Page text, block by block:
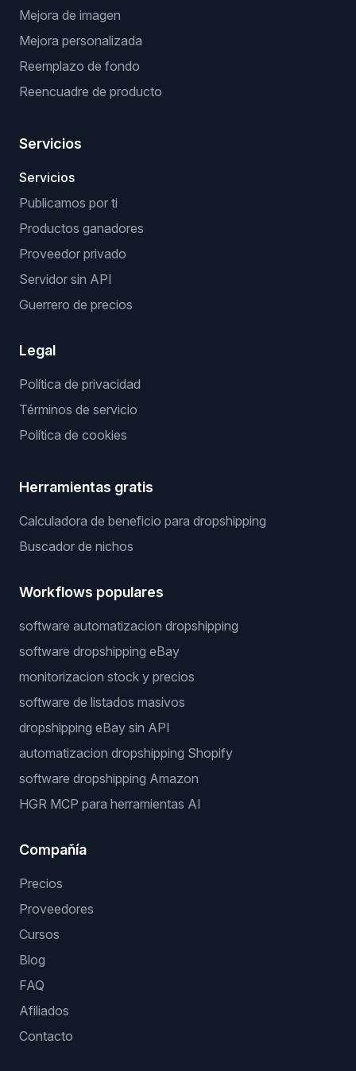
Mejora de imagen
Mejora personalizada
Reemplazo de fondo
Reencuadre de producto
Servicios
Servicios
Publicamos por ti
Productos ganadores
Proveedor privado
Servidor sin API
Guerrero de precios
Legal
Política de privacidad
Términos de servicio
Política de cookies
Herramientas gratis
Calculadora de beneficio para dropshipping
Buscador de nichos
Workflows populares
software automatizacion dropshipping
software dropshipping eBay
monitorizacion stock y precios
software de listados masivos
dropshipping eBay sin API
automatizacion dropshipping Shopify
software dropshipping Amazon
HGR MCP para herramientas AI
Compañía
Precios
Proveedores
Cursos
Blog
FAQ
Afiliados
Contacto